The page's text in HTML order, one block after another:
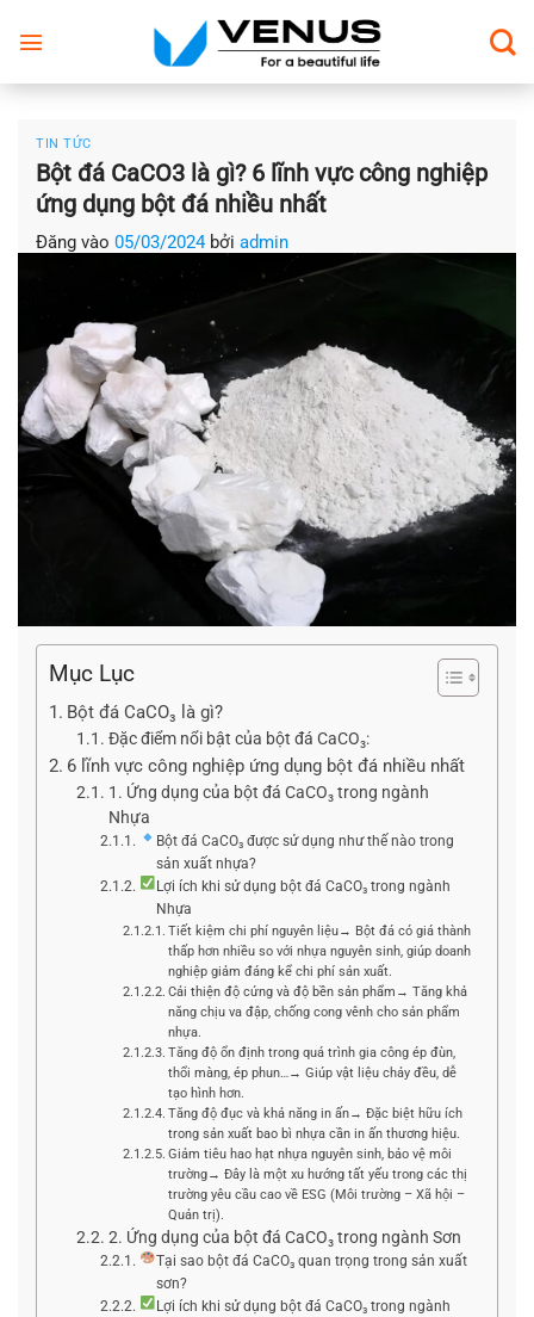
qua
TIN TỨC
Bột đá CaCO3 là gì? 6 lĩnh vực công nghiệp
ứng dụng bột đá nhiều nhất
Đăng vào 05/03/2024 bởi admin
Mục Lục
Bột đá CaCO₃ là gì?
Đặc điểm nổi bật của bột đá CaCO₃:
6 lĩnh vực công nghiệp ứng dụng bột đá nhiều nhất
1. Ứng dụng của bột đá CaCO₃ trong ngành
Nhựa
Bột đá CaCO₃ được sử dụng như thế nào trong
sản xuất nhựa?
Lợi ích khi sử dụng bột đá CaCO₃ trong ngành
Nhựa
Tiết kiệm chi phí nguyên liệu→ Bột đá có giá thành
thấp hơn nhiều so với nhựa nguyên sinh, giúp doanh
nghiệp giảm đáng kể chi phí sản xuất.
Cải thiện độ cứng và độ bền sản phẩm→ Tăng khả
năng chịu va đập, chống cong vênh cho sản phẩm
nhựa.
Tăng độ ổn định trong quá trình gia công ép đùn,
thổi màng, ép phun…→ Giúp vật liệu chảy đều, dễ
tạo hình hơn.
Tăng độ đục và khả năng in ấn→ Đặc biệt hữu ích
trong sản xuất bao bì nhựa cần in ấn thương hiệu.
Giảm tiêu hao hạt nhựa nguyên sinh, bảo vệ môi
trường→ Đây là một xu hướng tất yếu trong các thị
trường yêu cầu cao về ESG (Môi trường – Xã hội –
Quản trị).
2. Ứng dụng của bột đá CaCO₃ trong ngành Sơn
Tại sao bột đá CaCO₃ quan trọng trong sản xuất
sơn?
Lợi ích khi sử dụng bột đá CaCO₃ trong ngành